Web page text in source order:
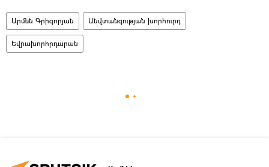
Արմեն Գրիգորյան Անվտանգության խորհուրդ
Եվրախորհրդարան